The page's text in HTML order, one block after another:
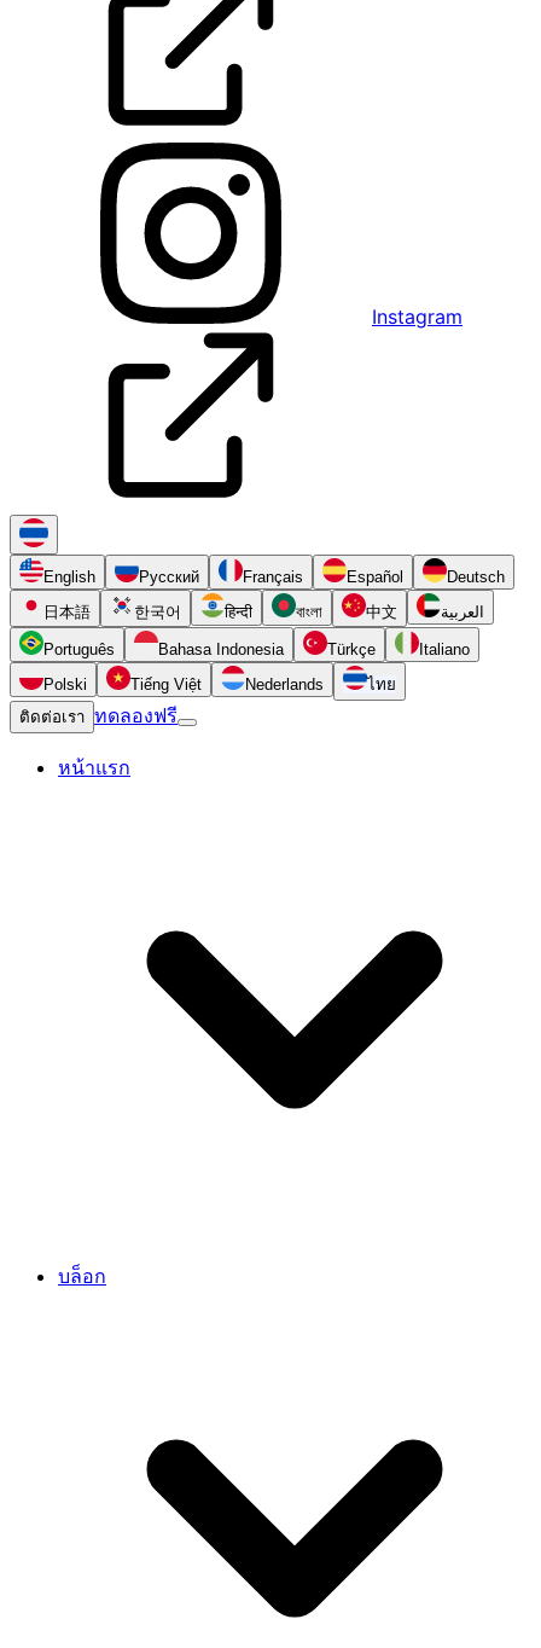
Instagram
English Русский Français Español
Deutsch
日本語
한국어 हिन्दी বাংলা 中文 العربية
Português Bahasa Indonesia Türkçe
Italiano
Polski
Tiếng Việt Nederlands
ไทย
ติดต่อเรา ทดลองฟรี
หน้าแรก
บล็อก